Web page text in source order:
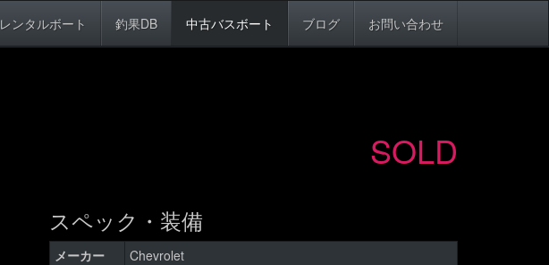
レンタルボート 釣果DB 中古バスボート ブログ お問い合わせ
SOLD
スペック・装備
メーカー
Chevrolet